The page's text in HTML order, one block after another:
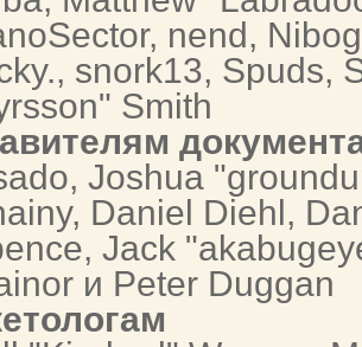
nend,
snork13, Spuds,
Smith
Joshua
Daniel Diehl,
Jack
и Peter Duggan